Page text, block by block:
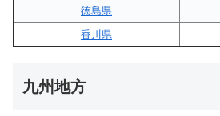
徳島県
香川県
九州地方